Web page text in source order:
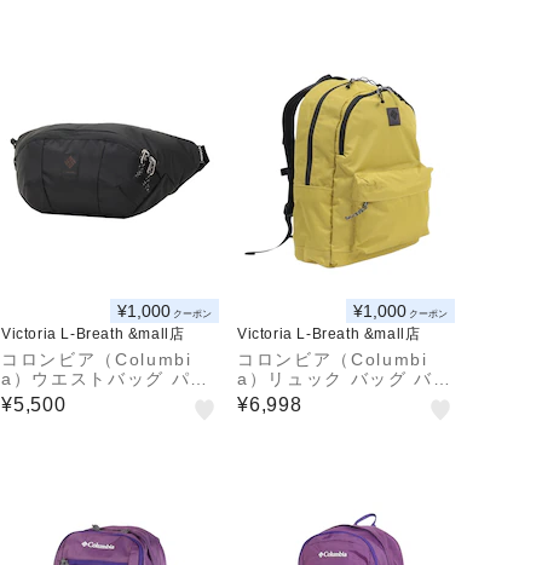
¥1,000 クーポン
Victoria L-Breath &mall店
コロンビア（Columbi
a）ウエストバッグ パナ
シーア ヒップバッグ PU
7247 010
¥5,500
¥1,000 クーポン
Victoria L-Breath &mall店
コロンビア（Columbi
a）リュック バッグ バッ
クパック グレートスモー
キー ガーデンデイパック
¥6,998